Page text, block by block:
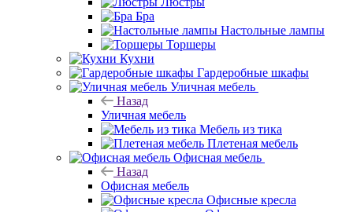
Бра
Настольные лампы
Торшеры
Кухни
Гардеробные шкафы
Уличная мебель
Назад
Уличная мебель
Мебель из тика
Плетеная мебель
Офисная мебель
Назад
Офисная мебель
Офисные кресла